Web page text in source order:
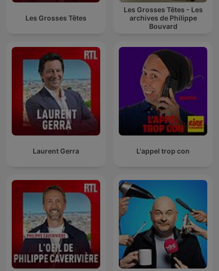
Les Grosses Têtes
Les Grosses Têtes - Les
archives de Philippe
Bouvard
Laurent Gerra L'appel trop con